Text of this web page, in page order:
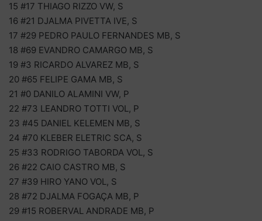
15 #17 THIAGO RIZZO VW, S
16 #21 DJALMA PIVETTA IVE, S
17 #29 PEDRO PAULO FERNANDES MB, S
18 #69 EVANDRO CAMARGO MB, S
19 #3 RICARDO ALVAREZ MB, S
20 #65 FELIPE GAMA MB, S
21 #0 DANILO ALAMINI VW, P
22 #73 LEANDRO TOTTI VOL, P
23 #45 DANIEL KELEMEN MB, S
24 #70 KLEBER ELETRIC SCA, S
25 #33 RODRIGO TABORDA VOL, S
26 #22 CAIO CASTRO MB, S
27 #39 HIRO YANO VOL, S
28 #72 DJALMA FOGAÇA MB, P
29 #15 ROBERVAL ANDRADE MB, P